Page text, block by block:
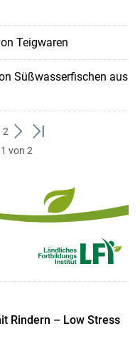
Teigwaren
Süßwasserfischen aus
2
weiter
zum
zum
von 2
Rindern – Low Stress